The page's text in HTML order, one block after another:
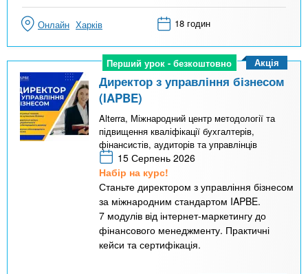
Онлайн Харків 18 годин
Перший урок - безкоштовно
Перший урок - безкоштовно
Директор з управління бізнесом
(IAPBE)
Alterra, Міжнародний центр методології та
підвищення кваліфікації бухгалтерів,
фінансистів, аудиторів та управлінців
15 Серпень 2026
Набір на курс!
Станьте директором з управління бізнесом
за міжнародним стандартом IAPBE.
7 модулів від інтернет-маркетингу до
фінансового менеджменту. Практичні
кейси та сертифікація.
Акція